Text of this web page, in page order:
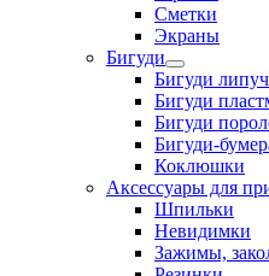
Сметки
Экраны
Бигуди
Бигуди
Бигуди
Бигуди
Бигуди-
Коклюшки
Аксессуары для
Шпильки
Невидимки
Зажимы,